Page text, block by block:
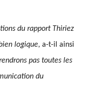
du rapport Thiriez
logique, a-t-il ainsi
pas toutes les
du